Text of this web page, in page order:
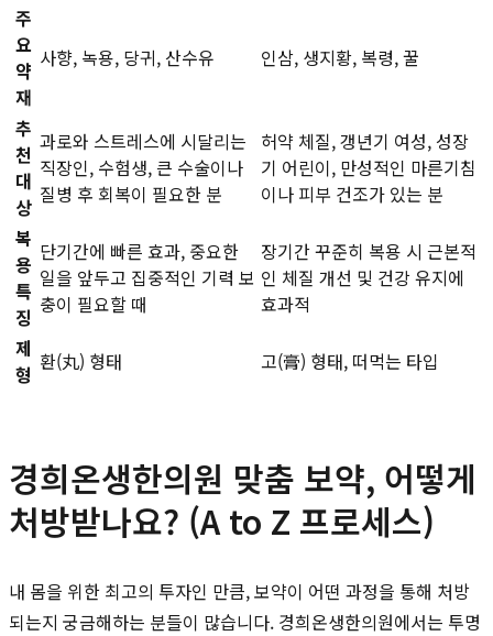
주
요
약
재
사향, 녹용, 당귀, 산수유 인삼, 생지황, 복령, 꿀
추
천
대
상
과로와 스트레스에 시달리는
직장인, 수험생, 큰 수술이나
질병 후 회복이 필요한 분
허약 체질, 갱년기 여성, 성장
기 어린이, 만성적인 마른기침
이나 피부 건조가 있는 분
복
용
특
징
단기간에 빠른 효과, 중요한
일을 앞두고 집중적인 기력 보
충이 필요할 때
장기간 꾸준히 복용 시 근본적
인 체질 개선 및 건강 유지에
효과적
제
형 환(丸) 형태 고(膏) 형태, 떠먹는 타입
경희온생한의원 맞춤 보약, 어떻게
처방받나요? (A to Z 프로세스)
내 몸을 위한 최고의 투자인 만큼, 보약이 어떤 과정을 통해 처방
되는지 궁금해하는 분들이 많습니다. 경희온생한의원에서는 투명